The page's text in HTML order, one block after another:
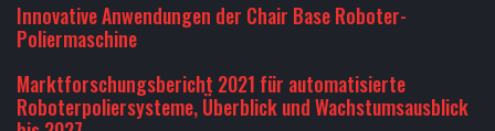
Innovative Anwendungen der Chair Base Roboter-
Poliermaschine
Marktforschungsbericht 2021 für automatisierte
Roboterpoliersysteme, Überblick und Wachstumsausblick